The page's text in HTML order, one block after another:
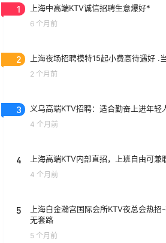
1 上海中高端KTV诚信招聘生意爆好*
6 个月前
2 上海夜场招聘模特15起小费高待遇好 .
2 个月前
3 义乌高端KTV招聘：适合勤奋上进年轻
4 个月前
4 上海高端KTV内部直招，上班自由可兼
4 个月前
5
上海白金瀚宫国际会所KTV夜总会热
无套路
5 个月前